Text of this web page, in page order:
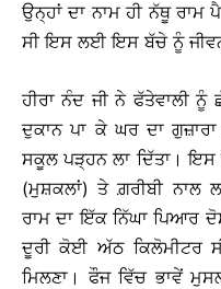
ਉਨ੍ਹਾਂ ਦਾ ਨਾਮ ਹੀ ਨੱਥੂ
ਸੀ ਇਸ ਲਈ ਇਸ ਬੱਚੇ ਨੂੰ
ਹੀਰਾ ਨੰਦ ਜੀ ਨੇ ਫੱਤੇਵਾਲੀ
ਦੁਕਾਨ ਪਾ ਕੇ ਘਰ ਦਾ
ਸਕੂਲ ਪੜ੍ਹਨ ਲਾ ਦਿੱਤਾ।
(ਮੁਸ਼ਕਲਾਂ) ਤੇ ਗ਼ਰੀਬੀ
ਰਾਮ ਦਾ ਇੱਕ ਨਿੱਘਾ ਪਿਆਰ
ਦੂਰੀ ਕੋਈ ਅੱਠ ਕਿਲੋਮੀਟਰ
ਮਿਲਣਾ। ਫੌਜ ਵਿੱਚ ਭਾਵੇਂ